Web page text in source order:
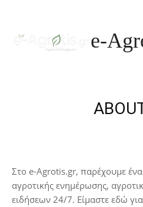
e-
Στο e-Agrotis.gr, παρέχουμε
αγροτικής ενημέρωσης,
ειδήσεων 24/7. Είμαστε εδώ